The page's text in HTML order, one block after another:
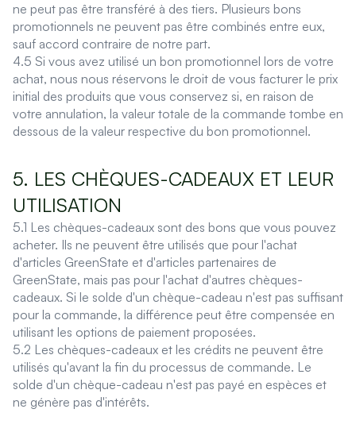
ne peut pas être transféré à des tiers. Plusieurs bons
promotionnels ne peuvent pas être combinés entre eux,
sauf accord contraire de notre part.
4.5 Si vous avez utilisé un bon promotionnel lors de votre
achat, nous nous réservons le droit de vous facturer le prix
initial des produits que vous conservez si, en raison de
votre annulation, la valeur totale de la commande tombe en
dessous de la valeur respective du bon promotionnel.
5. LES CHÈQUES-CADEAUX ET LEUR
UTILISATION
5.1 Les chèques-cadeaux sont des bons que vous pouvez
acheter. Ils ne peuvent être utilisés que pour l'achat
d'articles GreenState et d'articles partenaires de
GreenState, mais pas pour l'achat d'autres chèques-
cadeaux. Si le solde d'un chèque-cadeau n'est pas suffisant
pour la commande, la différence peut être compensée en
utilisant les options de paiement proposées.
5.2 Les chèques-cadeaux et les crédits ne peuvent être
utilisés qu'avant la fin du processus de commande. Le
solde d'un chèque-cadeau n'est pas payé en espèces et
ne génère pas d'intérêts.